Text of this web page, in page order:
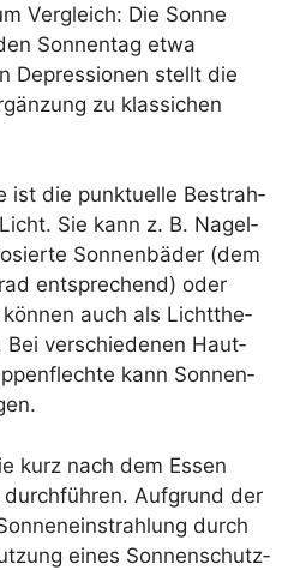
Ver­gleich: Die Son­ne
Son­nen­tag etwa
Depres­sio­nen stellt die
zu klas­si­chen
ist die punk­tu­el­le Bestrah­
Sie kann z. B. Nagel­
Son­nen­bä­der (dem
ent­spre­chend) oder
kön­nen auch als Licht­the­
Bei ver­schie­de­nen Haut­
kann Son­nen­
kurz nach dem Essen
Auf­grund der
durch
eines Son­nen­schutz­